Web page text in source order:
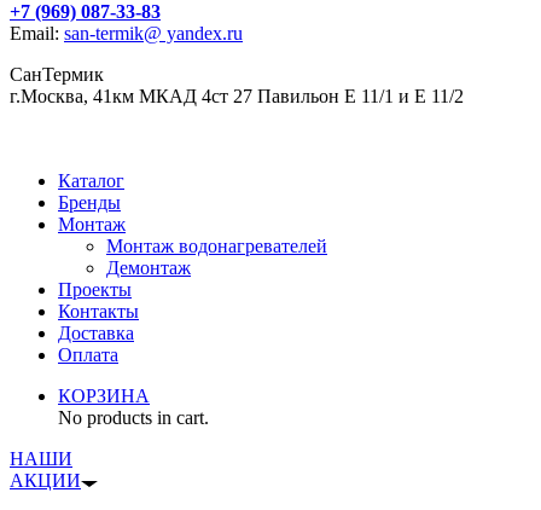
+7 (969) 087-33-83
Email: san-termik@ yandex.ru
СанТермик
г.Москва, 41км МКАД 4ст 27 Павильон Е 11/1 и Е 11/2
Каталог
Бренды
Монтаж
Монтаж водонагревателей
Демонтаж
Проекты
Контакты
Доставка
Оплата
КОРЗИНА
No products in cart.
НАШИ
АКЦИИ